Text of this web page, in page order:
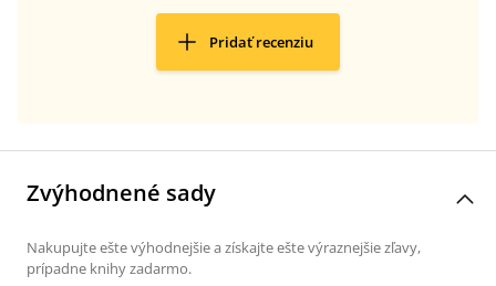
Pridať recenziu
Zvýhodnené sady
Nakupujte ešte výhodnejšie a získajte ešte výraznejšie zľavy,
prípadne knihy zadarmo.